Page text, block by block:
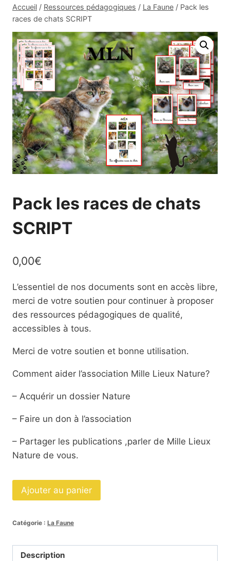
Accueil / Ressources pédagogiques / La Faune / Pack les
races de chats SCRIPT
Pack les races de chats
SCRIPT
0,00€
L’essentiel de nos documents sont en accès libre,
merci de votre soutien pour continuer à proposer
des ressources pédagogiques de qualité,
accessibles à tous.
Merci de votre soutien et bonne utilisation.
Comment aider l’association Mille Lieux Nature?
– Acquérir un dossier Nature
– Faire un don à l’association
– Partager les publications ,parler de Mille Lieux
Nature de vous.
quantité
de
les
de
Ajouter au panier
Catégorie : La Faune
Description